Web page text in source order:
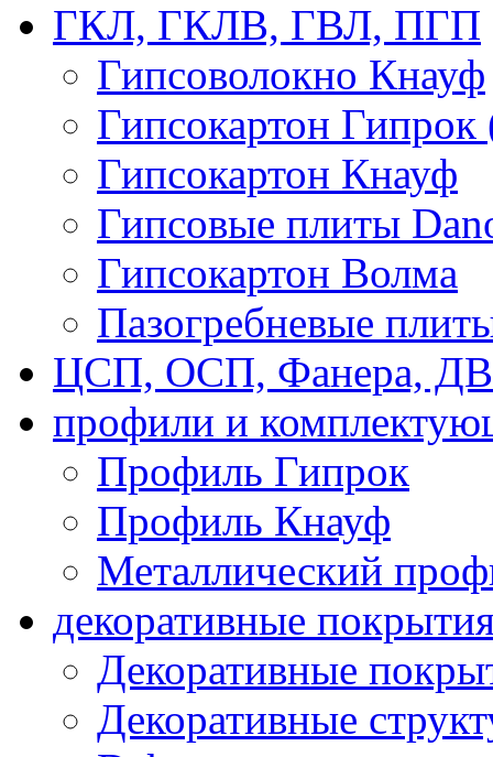
ГКЛ, ГКЛВ, ГВЛ, ПГП
Гипсоволокно Кнауф
Гипсокартон Гипрок
Гипсокартон Кнауф
Гипсовые плиты
Гипсокартон Волма
Пазогребневые
ЦСП, ОСП, Фанера,
профили и
Профиль Гипрок
Профиль Кнауф
Металлический
декоративные
Декоративные
Декоративные